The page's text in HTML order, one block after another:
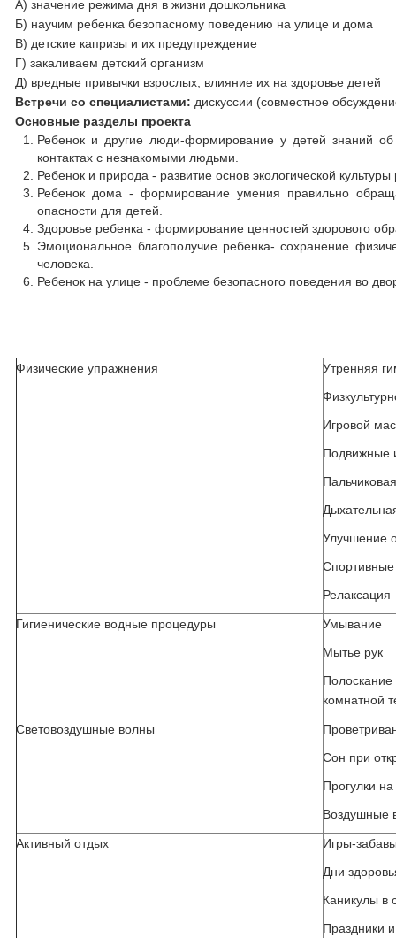
А) значение режима дня в жизни дошкольника
Б) научим ребенка безопасному поведению на улице и дома
В) детские капризы и их предупреждение
Г) закаливаем детский организм
Д) вредные привычки взрослых, влияние их на здоровье детей
Встречи со специалистами: дискуссии (совместное
Основные разделы проекта
Ребенок и другие люди-формирование у детей знаний
контактах с незнакомыми людьми.
Ребенок и природа - развитие основ экологической
Ребенок дома - формирование умения правильно
опасности для детей.
Здоровье ребенка - формирование ценностей здорового
Эмоциональное благополучие ребенка- сохранение
человека.
Ребенок на улице - проблеме безопасного поведения во
Физические упражнения
Утренняя
Игровой
Подвижные
Улучшение
Релаксация
Гигиенические водные процедуры
Умывание
Мытье рук
комнатной
Световоздушные волны
Сон при
Прогулки
Воздушные
Активный отдых
Игры-
Дни
Каникулы в
Праздники